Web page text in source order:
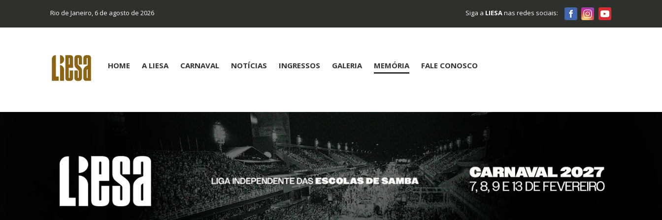
Rio de Janeiro, 6 de agosto de 2026 Siga a LIESAnas redes sociais:
HOME A LIESA CARNAVAL NOTÍCIAS INGRESSOS GALERIA MEMÓRIA FALE CONOSCO